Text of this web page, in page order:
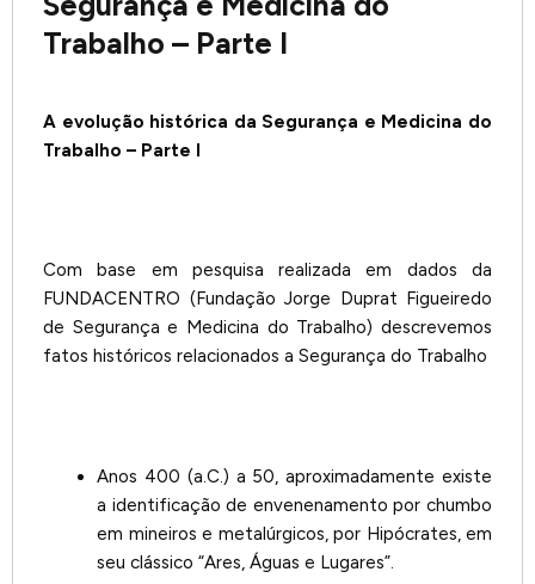
Trabalho – Parte I
A evolução histórica da Segurança e Medicina do
Trabalho – Parte I
Com base em pesquisa realizada em dados da
FUNDACENTRO (Fundação Jorge Duprat Figueiredo
de Segurança e Medicina do Trabalho) descrevemos
fatos históricos relacionados a Segurança do Trabalho
Anos 400 (a.C.) a 50, aproximadamente existe
a identificação de envenenamento por chumbo
em mineiros e metalúrgicos, por Hipócrates, em
seu clássico “Ares, Águas e Lugares”.